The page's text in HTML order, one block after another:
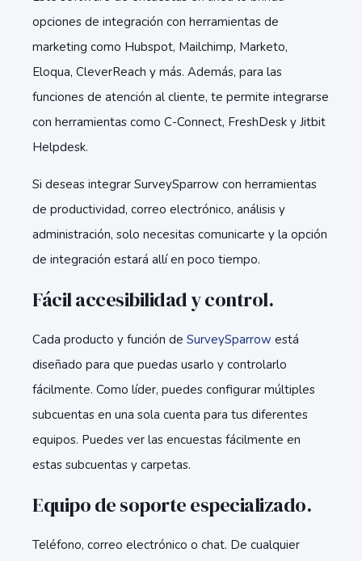
opciones de integración con herramientas de
marketing como Hubspot, Mailchimp, Marketo,
Eloqua, CleverReach y más. Además, para las
funciones de atención al cliente, te permite integrarse
con herramientas como C-Connect, FreshDesk y Jitbit
Helpdesk.
Si deseas integrar SurveySparrow con herramientas
de productividad, correo electrónico, análisis y
administración, solo necesitas comunicarte y la opción
de integración estará allí en poco tiempo.
Fácil accesibilidad y control.
Cada producto y función de SurveySparrow está
diseñado para que puedas usarlo y controlarlo
fácilmente. Como líder, puedes configurar múltiples
subcuentas en una sola cuenta para tus diferentes
equipos. Puedes ver las encuestas fácilmente en
estas subcuentas y carpetas.
Equipo de soporte especializado.
Teléfono, correo electrónico o chat. De cualquier